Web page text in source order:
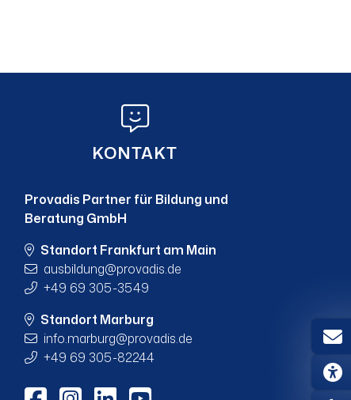
KONTAKT
Provadis Partner für Bildung und
Beratung GmbH
Standort Frankfurt am Main
ausbildung
provadis.de
+49 69 305-3549
Standort Marburg
info.marburg
provadis.de
+49 69 305-82244